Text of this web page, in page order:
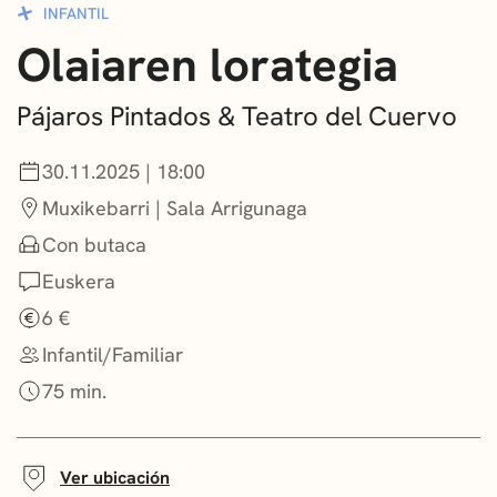
NOTICIAS
GETXO KULTURA
ASOCIACIONES CULTURALES
INFANTIL
Olaiaren lorategia
Pájaros Pintados & Teatro del Cuervo
30.11.2025 | 18:00
Muxikebarri | Sala Arrigunaga
Con butaca
Euskera
6 €
Infantil/Familiar
75 min.
Ver ubicación